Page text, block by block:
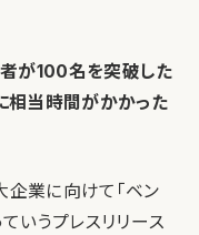
が100名を突破した
相当時間がかかった
企業に向けて「ベン
いうプレスリリース